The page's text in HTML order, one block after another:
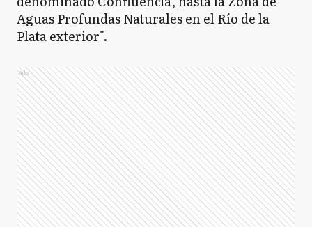
Aguas Profundas Naturales en el Río de la
Plata exterior".
Ads